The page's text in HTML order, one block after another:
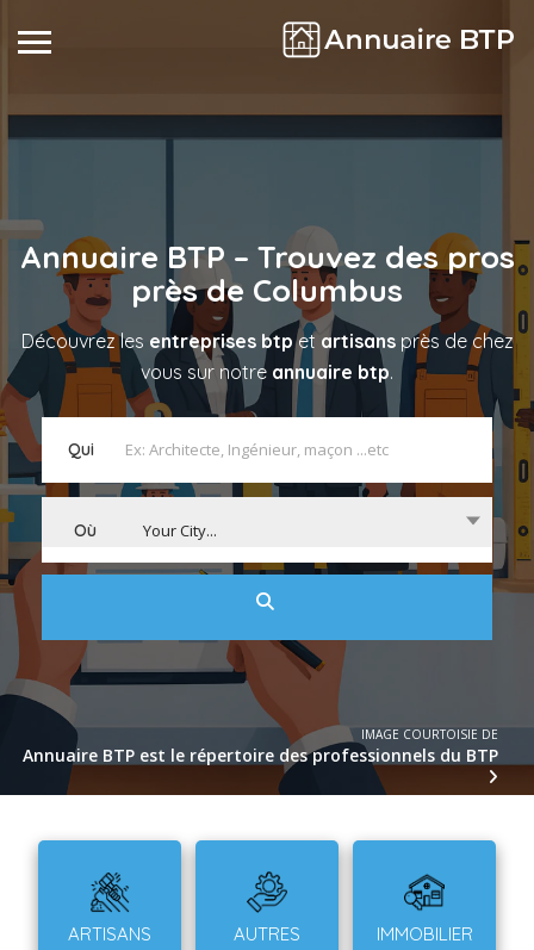
IMAGE COURTOISIE DE
Annuaire BTP est le répertoire des professionnels du BTP
Annuaire BTP – Trouvez des pros
près de Columbus
Découvrez les entreprises btpet artisansprès de chez
vous sur notre annuaire btp.
Qui
Où Your City...
ARTISANS AUTRES IMMOBILIER